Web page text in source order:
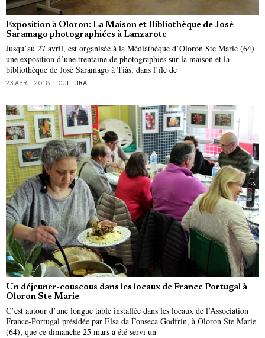
Exposition à Oloron: La Maison et Bibliothèque de José
Saramago photographiées à Lanzarote
Jusqu’au 27 avril, est organisée à la Médiathèque d’Oloron Ste Marie (64)
une exposition d’une trentaine de photographies sur la maison et la
bibliothèque de José Saramago à Tiàs, dans l’île de
23 ABRIL, 2018 CULTURA
Un déjeuner-couscous dans les locaux de France Portugal à
Oloron Ste Marie
C’est autour d’une longue table installée dans les locaux de l’Association
France-Portugal présidée par Elsa da Fonseca Godfrin, à Oloron Ste Marie
(64), que ce dimanche 25 mars a été servi un